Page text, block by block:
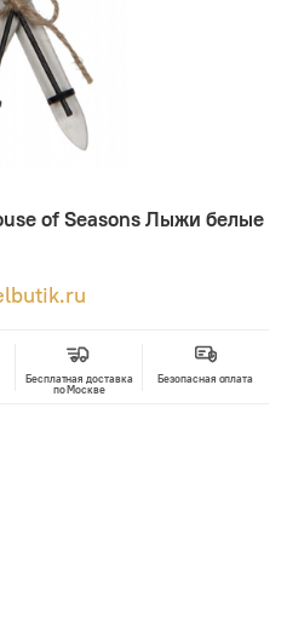
of Seasons Лыжи белые
Бесплатная доставка
по Москве
Безопасная оплата